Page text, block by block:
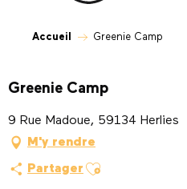
Accueil Greenie Camp
Greenie Camp
9 Rue Madoue, 59134 Herlies
M'y rendre
Partager Ajouter aux favoris